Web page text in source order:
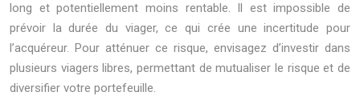
long et potentiellement moins rentable. Il est impossible de
prévoir la durée du viager, ce qui crée une incertitude pour
l’acquéreur. Pour atténuer ce risque, envisagez d’investir dans
plusieurs viagers libres, permettant de mutualiser le risque et de
diversifier votre portefeuille.